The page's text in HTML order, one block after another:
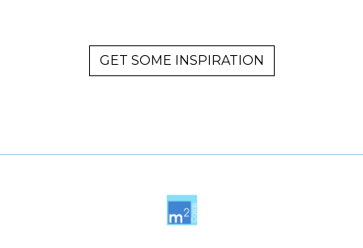
GET SOME INSPIRATION